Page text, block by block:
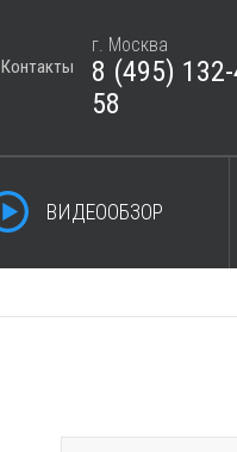
Контакты
г. Москва
8 (495)
58
ВИДЕООБЗОР